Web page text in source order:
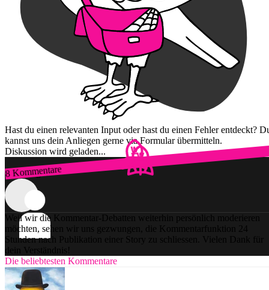
Hast du einen relevanten Input oder hast du einen Fehler entdeckt?
kannst uns dein Anliegen gerne via Formular übermitteln.
Diskussion wird geladen...
8 Kommentare
Zum Login
Weil wir die Kommentar-Debatten weiterhin persönlich moderieren
möchten, sehen wir uns gezwungen, die Kommentarfunktion 24
Stunden nach Publikation einer Story zu schliessen. Vielen Dank für
dein Verständnis!
Die beliebtesten Kommentare